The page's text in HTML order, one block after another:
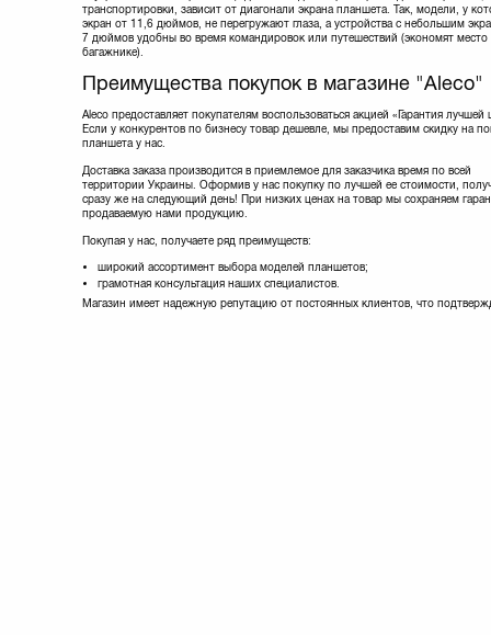
транспортировки, зависит от диагонали экрана планшета. Так, модели, у
экран от 11,6 дюймов, не перегружают глаза, а устройства с небольшим
7 дюймов удобны во время командировок или путешествий (экономят место
багажнике).
Преимущества покупок в магазине "Aleco"
Aleco предоставляет покупателям воспользоваться акцией «Гарантия лучшей
Если у конкурентов по бизнесу товар дешевле, мы предоставим скидку на
планшета у нас.
Доставка заказа производится в приемлемое для заказчика время по всей
территории Украины. Оформив у нас покупку по лучшей ее стоимости,
сразу же на следующий день! При низких ценах на товар мы сохраняем
продаваемую нами продукцию.
Покупая у нас, получаете ряд преимуществ:
широкий ассортимент выбора моделей планшетов;
грамотная консультация наших специалистов.
Магазин имеет надежную репутацию от постоянных клиентов, что